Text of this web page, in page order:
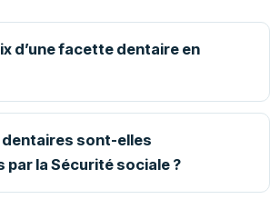
d’une facette dentaire en
sont-elles
par la Sécurité sociale ?